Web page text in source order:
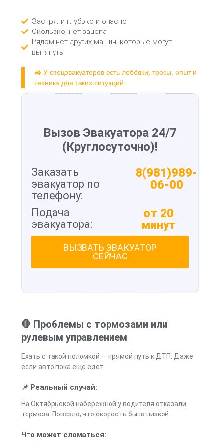
Застряли глубоко и опасно
Скользко, нет зацепа
Рядом нет других машин, которые могут
вытянуть
🚜 У спецэвакуаторов есть лебёдки, тросы, опыт и
техника для таких ситуаций.
Вызов Эвакуатора 24/7
(Круглосуточно)!
Заказать
эвакуатор по
телефону:
8(981)989-
06-00
Подача
эвакуатора:
от 20
минут
ВЫЗВАТЬ ЭВАКУАТОР
СЕЙЧАС
🛑 Проблемы с тормозами или
рулевым управлением
Ехать с такой поломкой — прямой путь к ДТП. Даже
если авто пока ещё едет.
📌 Реальный случай:
На Октябрьской набережной у водителя отказали
тормоза. Повезло, что скорость была низкой.
Что может сломаться: